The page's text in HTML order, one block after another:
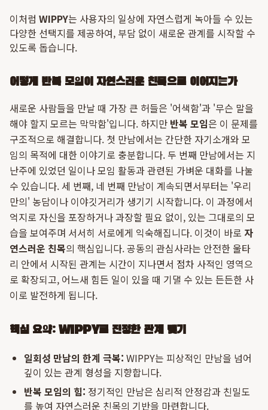
이처럼 WIPPY는 사용자의 일상에 자연스럽게 녹아들 수 있는
다양한 선택지를 제공하여, 부담 없이 새로운 관계를 시작할 수
있도록 돕습니다.
어떻게 반복 모임이 자연스러운 친목으로 이어지는가
새로운 사람들을 만날 때 가장 큰 허들은 '어색함'과 '무슨 말을
해야 할지 모르는 막막함'입니다. 하지만 반복 모임은 이 문제를
구조적으로 해결합니다. 첫 만남에서는 간단한 자기소개와 모
임의 목적에 대한 이야기로 충분합니다. 두 번째 만남에서는 지
난주에 있었던 일이나 모임 활동과 관련된 가벼운 대화를 나눌
수 있습니다. 세 번째, 네 번째 만남이 계속되면서부터는 '우리
만의' 농담이나 이야깃거리가 생기기 시작합니다. 이 과정에서
억지로 자신을 포장하거나 과장할 필요 없이, 있는 그대로의 모
습을 보여주며 서서히 서로에게 익숙해집니다. 이것이 바로 자
연스러운 친목의 핵심입니다. 공동의 관심사라는 안전한 울타
리 안에서 시작된 관계는 시간이 지나면서 점차 사적인 영역으
로 확장되고, 어느새 힘든 일이 있을 때 기댈 수 있는 든든한 사
이로 발전하게 됩니다.
핵심 요약: WIPPY로 진정한 관계 맺기
일회성 만남의 한계 극복: WIPPY는 피상적인 만남을 넘어
깊이 있는 관계 형성을 지향합니다.
반복 모임의 힘: 정기적인 만남은 심리적 안정감과 친밀도
를 높여 자연스러운 친목의 기반을 마련합니다.